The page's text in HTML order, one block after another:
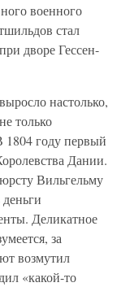
военного
стал
дворе Гессен-
настолько,
только
1804 году первый
Дании.
Вильгельму
Деликатное
за
возмутил
«какой-то